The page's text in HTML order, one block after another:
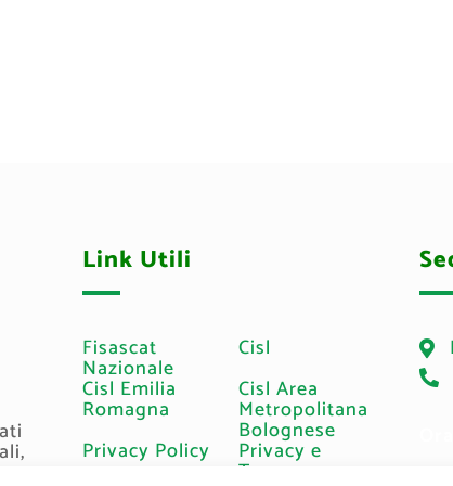
Link Utili
Fisascat
Nazionale
Cisl
Cisl Emilia
Romagna
Cisl Area
Metropolitana
Bolognese
Privacy Policy Privacy e
Trasparenza